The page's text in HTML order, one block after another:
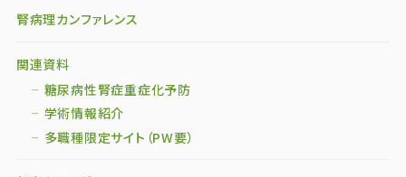
腎病理カンファレンス
関連資料
糖尿病性腎症重症化予防
学術情報紹介
多職種限定サイト（PW要）